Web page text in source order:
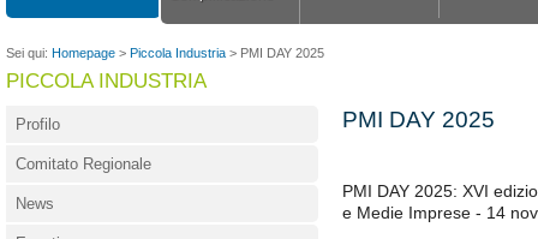
Sei qui: Homepage > Piccola Industria > PMI DAY 2025
PICCOLA INDUSTRIA
PMI DAY 2025
PMI DAY 2025: XVI
e Medie Imprese - 14
Profilo
Comitato Regionale
News